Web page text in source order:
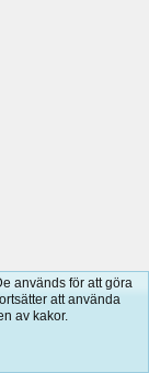
används för att göra
att använda
av kakor.